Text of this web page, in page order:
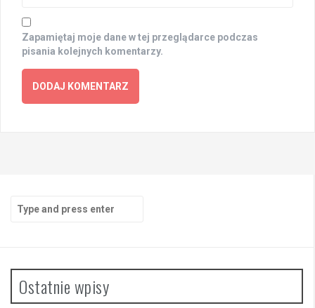
Zapamiętaj moje dane w tej przeglądarce podczas
pisania kolejnych komentarzy.
for:
Ostatnie wpisy